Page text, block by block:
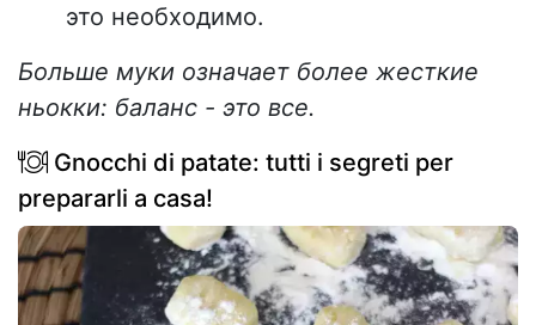
это необходимо.
Больше муки означает более жесткие
ньокки: баланс - это все.
Gnocchi di patate: tutti i segreti per
prepararli a casa!